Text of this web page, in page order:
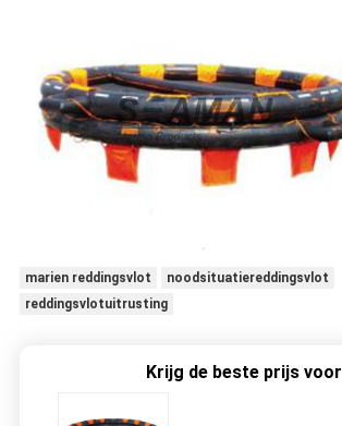
marien reddingsvlot
noodsituatiereddingsvlot
reddingsvlotuitrusting
Krijg de beste prijs voor